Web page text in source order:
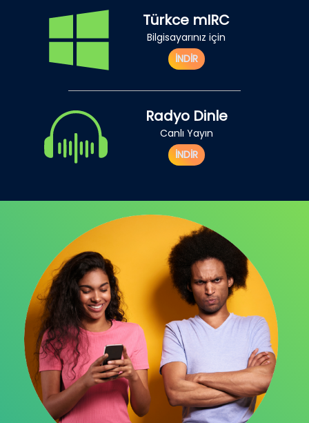
Türkce mIRC
Bilgisayarınız için
İNDİR
Radyo Dinle
Canlı Yayın
İNDİR